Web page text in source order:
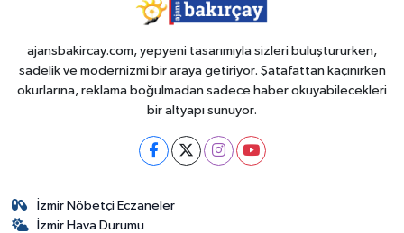
ajansbakircay.com, yepyeni tasarımıyla sizleri buluştururken,
sadelik ve modernizmi bir araya getiriyor. Şatafattan kaçınırken
okurlarına, reklama boğulmadan sadece haber okuyabilecekleri
bir altyapı sunuyor.
İzmir Nöbetçi Eczaneler
İzmir Hava Durumu